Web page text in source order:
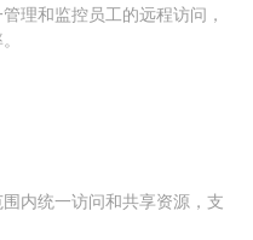
理和监控员工的远程访问，
内统一访问和共享资源，支